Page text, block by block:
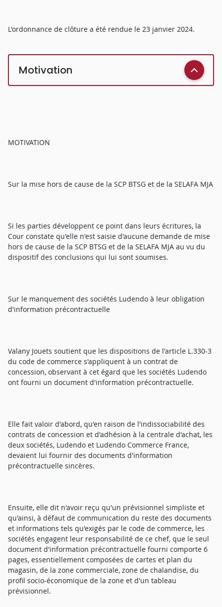
L'ordonnance de clôture a été rendue le 23 janvier 2024.
Motivation
MOTIVATION
Sur la mise hors de cause de la SCP BTSG et de la SELAFA MJA
Si les parties développent ce point dans leurs écritures, la
Cour constate qu'elle n'est saisie d'aucune demande de mise
hors de cause de la SCP BTSG et de la SELAFA MJA au vu du
dispositif des conclusions qui lui sont soumises.
Sur le manquement des sociétés Ludendo à leur obligation
d'information précontractuelle
Valany Jouets soutient que les dispositions de l'article L.330-3
du code de commerce s'appliquent à un contrat de
concession, observant à cet égard que les sociétés Ludendo
ont fourni un document d'information précontractuelle.
Elle fait valoir d'abord, qu'en raison de l'indissociabilité des
contrats de concession et d'adhésion à la centrale d'achat, les
deux sociétés, Ludendo et Ludendo Commerce France,
devaient lui fournir des documents d'information
précontractuelle sincères.
Ensuite, elle dit n'avoir reçu qu'un prévisionnel simpliste et
qu'ainsi, à défaut de communication du reste des documents
et informations tels qu'exigés par le code de commerce, les
sociétés engagent leur responsabilité de ce chef, que le seul
document d'information précontractuelle fourni comporte 6
pages, essentiellement composées de cartes et plan du
magasin, de la zone commerciale, zone de chalandise, du
profil socio-économique de la zone et d'un tableau
prévisionnel.